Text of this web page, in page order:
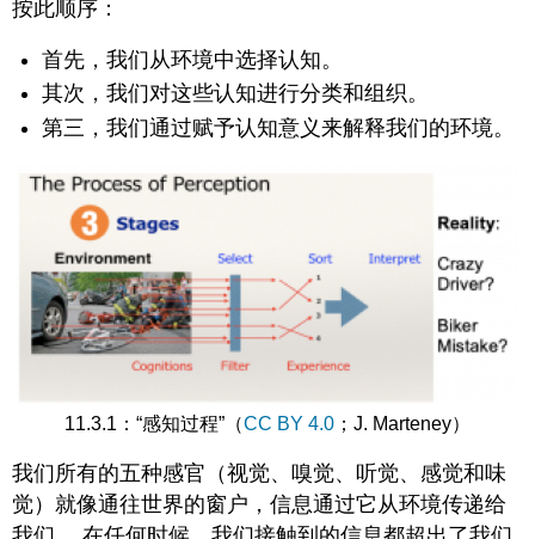
按此顺序：
首先，我们从环境中选择认知。
其次，我们对这些认知进行分类和组织。
第三，我们通过赋予认知意义来解释我们的环境。
11.3.1：“感知过程”（CC BY 4.0 ；J. Marteney）
我们所有的五种感官（视觉、嗅觉、听觉、感觉和味
觉）就像通往世界的窗户，信息通过它从环境传递给